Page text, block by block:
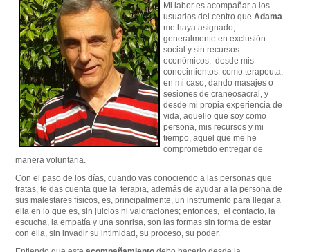
Mi labor es acompañar a los
usuarios del centro queAdama
me haya asignado,
generalmente en exclusión
social y sin recursos
económicos, desde mis
conocimientos como terapeuta,
en mi caso, dando masajes o
sesiones de craneosacral, y
desde mi propia experiencia de
vida, aquello que soy como
persona, mis recursos y mi
tiempo, aquel que me he
comprometido entregar de
manera voluntaria.
Con el paso de los días, cuando vas conociendo a las personas que
tratas, te das cuenta que la terapia, además de ayudar a la persona de
sus malestares físicos, es, principalmente, un instrumento para llegar a
ella en lo que es, sin juicios ni valoraciones; entonces, el contacto, la
escucha, la empatía y una sonrisa, son las formas sin forma de estar
con ella, sin invadir su intimidad, su proceso, su poder.